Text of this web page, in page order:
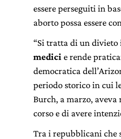
essere perseguiti in
aborto possa essere
“Si tratta di un divieto
medici e rende
democratica
periodo storico in cui
Burch, a marzo,
corso e di avere
Tra i repubblicani che